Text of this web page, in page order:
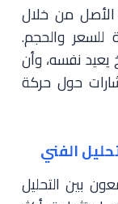
الأصل من خلال
للسعر والحجم.
يعيد نفسه، وأن
حول حركة
الفني
بين التحليل